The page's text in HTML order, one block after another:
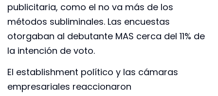
publicitaria, como el no va más de los
métodos subliminales. Las encuestas
otorgaban al debutante MAS cerca del 11% de
la intención de voto.
El establishment político y las cámaras
empresariales reaccionaron